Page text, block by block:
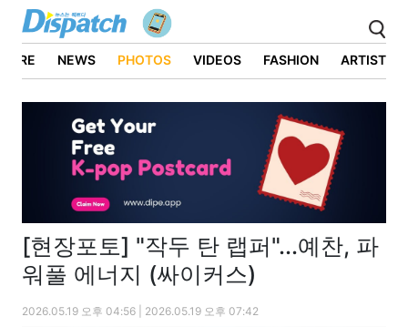
NEWS PHOTOS VIDEOS FASHION ARTIST
[현장포토] "작두 탄 랩퍼"...예찬, 파
워풀 에너지 (싸이커스)
2026.05.19 오후 04:56 | 2026.05.19 오후 07:42